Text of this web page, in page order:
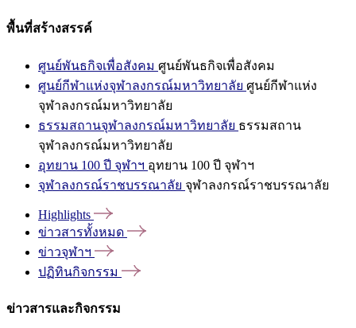
พื้นที่สร้างสรรค์
ศูนย์พันธกิจเพื่อสังคม ศูนย์พันธกิจเพื่อสังคม
ศูนย์กีฬาแห่งจุฬาลงกรณ์มหาวิทยาลัย ศูนย์กีฬาแห่ง
จุฬาลงกรณ์มหาวิทยาลัย
ธรรมสถานจุฬาลงกรณ์มหาวิทยาลัย ธรรมสถาน
จุฬาลงกรณ์มหาวิทยาลัย
อุทยาน 100 ปี จุฬาฯ อุทยาน 100 ปี จุฬาฯ
จุฬาลงกรณ์ราชบรรณาลัย จุฬาลงกรณ์ราชบรรณาลัย
Highlights
ข่าวสารทั้งหมด
ข่าวจุฬาฯ
ปฏิทินกิจกรรม
ข่าวสารและกิจกรรม